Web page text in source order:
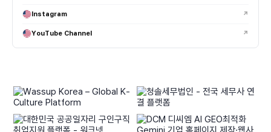
Instagram ↗
YouTube Channel ↗